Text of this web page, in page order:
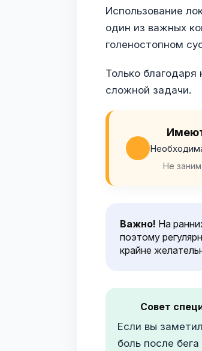
Использование
один из важных
голеностопном
Только
сложной задачи.
Не
Важно! На
поэтому
крайне
Совет
Если вы
боль после